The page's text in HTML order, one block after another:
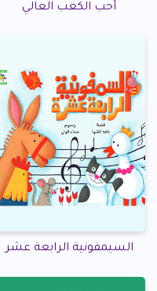
أحب الكعب العالي
السيمفونية الرابعة عشر